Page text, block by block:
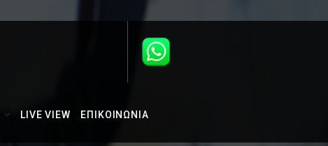
LIVE VIEW ΕΠΙΚΟΙΝΩΝΙΑ